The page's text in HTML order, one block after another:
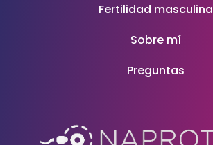
Fertilidad masculina
Sobre mí
Preguntas